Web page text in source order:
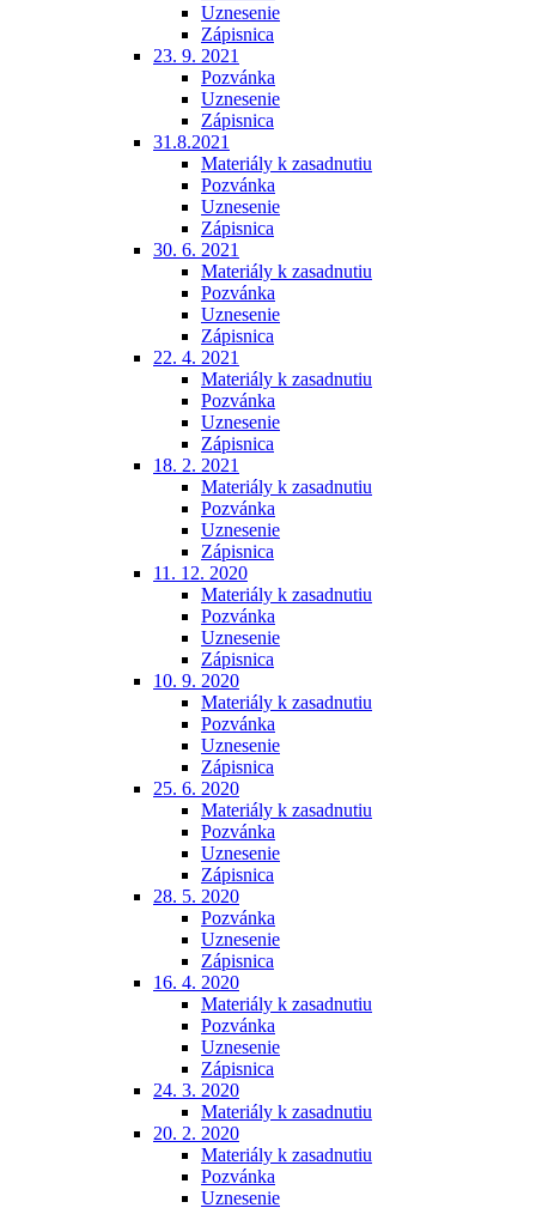
Uznesenie
Zápisnica
23. 9. 2021
Pozvánka
Uznesenie
Zápisnica
31.8.2021
Materiály k zasadnutiu
Pozvánka
Uznesenie
Zápisnica
30. 6. 2021
Materiály k zasadnutiu
Pozvánka
Uznesenie
Zápisnica
22. 4. 2021
Materiály k zasadnutiu
Pozvánka
Uznesenie
Zápisnica
18. 2. 2021
Materiály k zasadnutiu
Pozvánka
Uznesenie
Zápisnica
11. 12. 2020
Materiály k zasadnutiu
Pozvánka
Uznesenie
Zápisnica
10. 9. 2020
Materiály k zasadnutiu
Pozvánka
Uznesenie
Zápisnica
25. 6. 2020
Materiály k zasadnutiu
Pozvánka
Uznesenie
Zápisnica
28. 5. 2020
Pozvánka
Uznesenie
Zápisnica
16. 4. 2020
Materiály k zasadnutiu
Pozvánka
Uznesenie
Zápisnica
24. 3. 2020
Materiály k zasadnutiu
20. 2. 2020
Materiály k zasadnutiu
Pozvánka
Uznesenie